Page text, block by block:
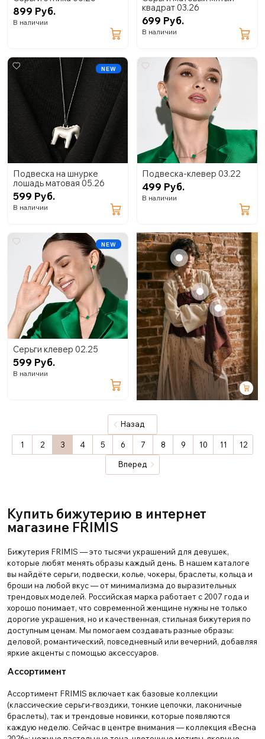
899 Руб.
В наличии
квадрат 03.26
699 Руб.
В наличии
NEW
Подвеска на шнурке
лошадь матовая 05.26
599 Руб.
В наличии
Подвеска-клевер 03.22
499 Руб.
В наличии
NEW
Серьги клевер 02.25
599 Руб.
В наличии
+
+
+
Назад
1 2 3 4 5 6 7 8 9 10 11 12
Вперед
Купить бижутерию в интернет
магазине FRIMIS
Бижутерия FRIMIS — это тысячи украшений для девушек,
которые любят менять образы каждый день. В нашем каталоге
вы найдёте серьги, подвески, колье, чокеры, браслеты, кольца и
броши на любой вкус — от минимализма до выразительных
трендовых моделей. Российская марка работает с 2007 года и
хорошо понимает, что современной женщине нужны не только
дорогие украшения, но и качественная, стильная бижутерия по
доступным ценам. Мы помогаем создавать разные образы:
деловой, романтический, повседневный или вечерний, добавляя
яркие акценты с помощью аксессуаров.
Ассортимент
Ассортимент FRIMIS включает как базовые коллекции
(классические серьги-гвоздики, тонкие цепочки, лаконичные
браслеты), так и трендовые новинки, которые появляются
каждую неделю. Сейчас в центре внимания — коллекция «Весна